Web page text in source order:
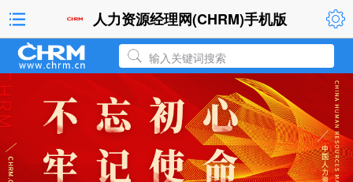
人力资源经理网(CHRM)手机版
输入关键词搜索